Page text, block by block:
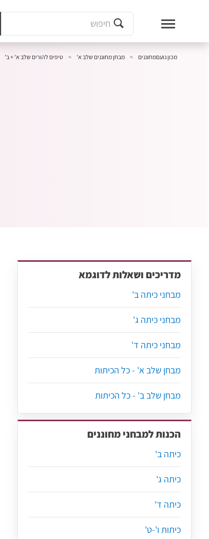
מכון נועםמחוננים מבחן מחוננים שלב א' טיפים להורים שלב א' + ב'
מדריכים ושאלות לדוגמא
מבחני כיתה ב'
מבחני כיתה ג'
מבחני כיתה ד'
מבחן שלב א' - כל הכיתות
מבחן שלב ב' - כל הכיתות
הכנות למבחני מחוננים
כיתה ב'
כיתה ג'
כיתה ד'
כיתות ו'-ט'